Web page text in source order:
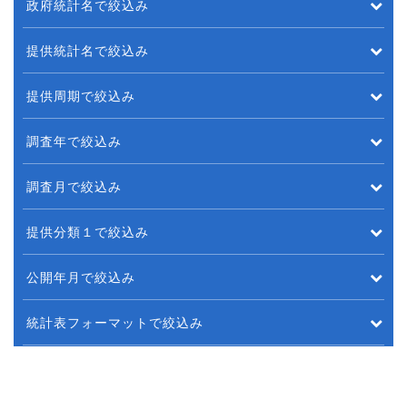
政府統計名で絞込み
提供統計名で絞込み
提供周期で絞込み
調査年で絞込み
調査月で絞込み
提供分類１で絞込み
公開年月で絞込み
統計表フォーマットで絞込み